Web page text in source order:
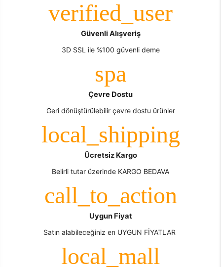
Güvenli Alışveriş
3D SSL ile %100 güvenli deme
Çevre Dostu
Geri dönüştürülebilir çevre dostu ürünler
Ücretsiz Kargo
Belirli tutar üzerinde KARGO BEDAVA
Uygun Fiyat
Satın alabileceğiniz en UYGUN FİYATLAR